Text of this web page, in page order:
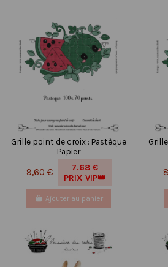
Grille point de croix : Pastèque
Papier
9,60 €
7.68 €
PRIX VIP👑
Ajouter au panier